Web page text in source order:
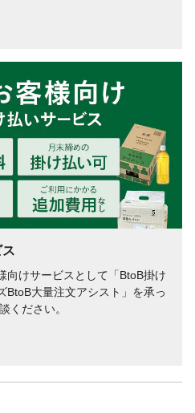
向けサービスとして「BtoB掛け
BtoB大量注文アシスト」を承っ
ください。